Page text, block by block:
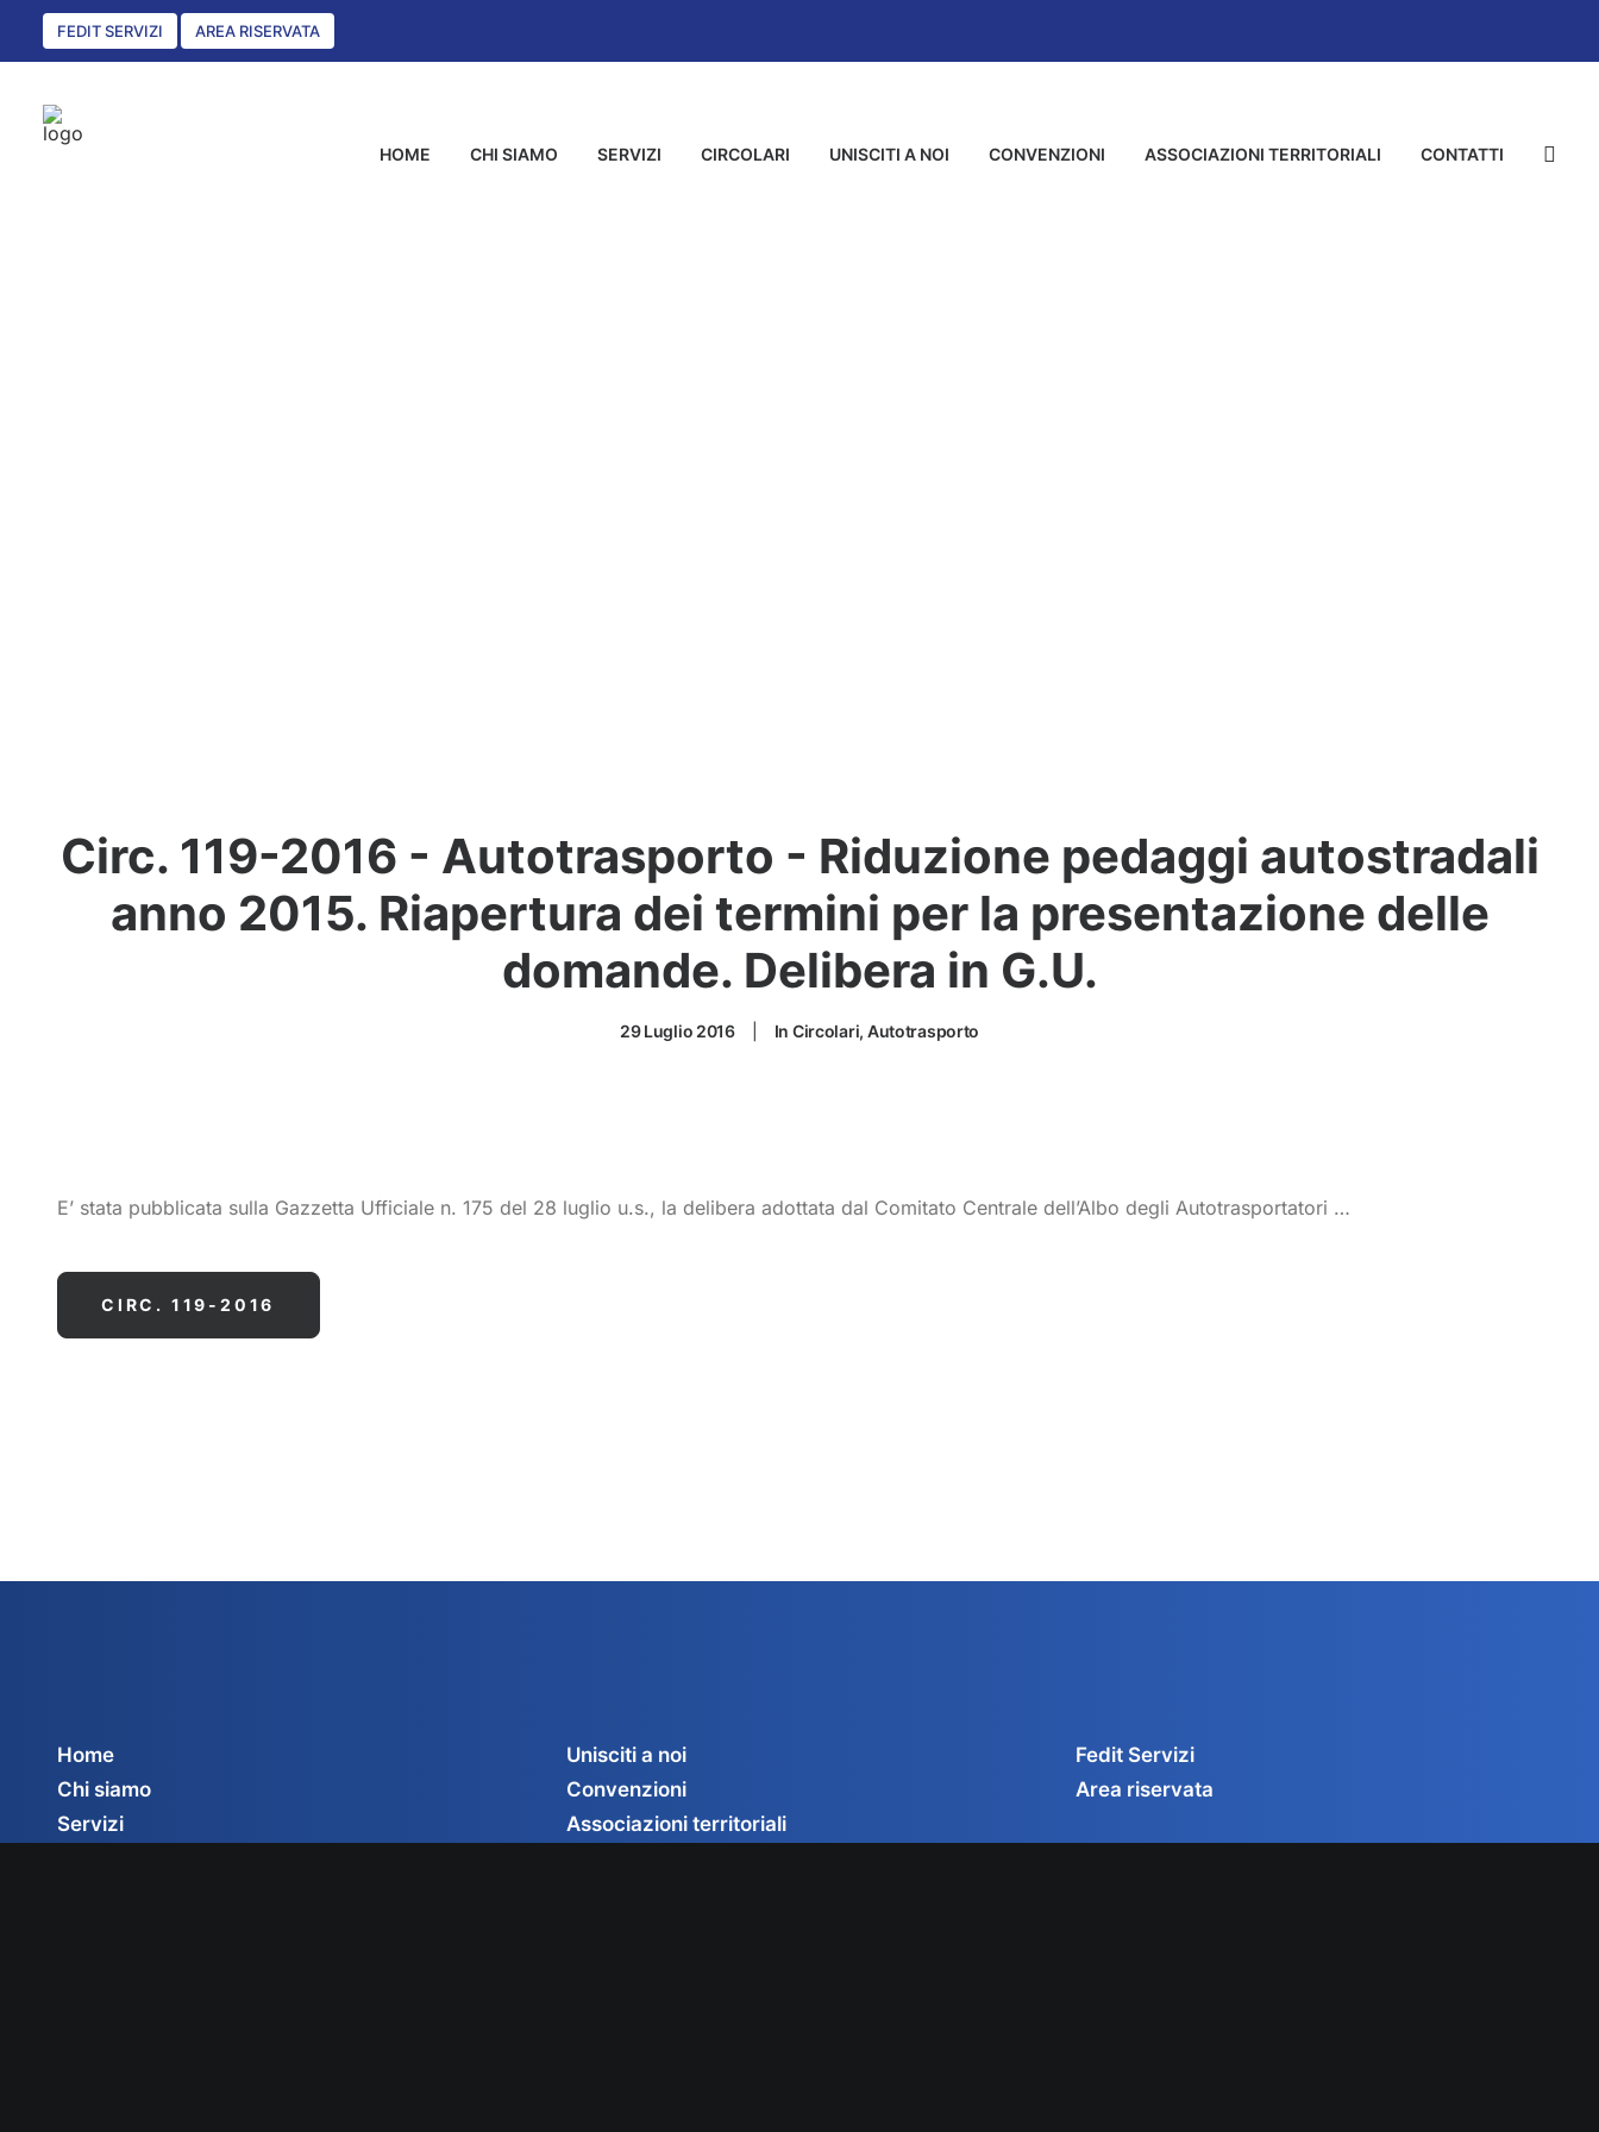
FEDIT SERVIZI AREA RISERVATA
HOME CHI SIAMO SERVIZI CIRCOLARI UNISCITI A NOI CONVENZIONI ASSOCIAZIONI TERRITORIALI CONTATTI
Circ. 119-2016 - Autotrasporto - Riduzione pedaggi autostradali
anno 2015. Riapertura dei termini per la presentazione delle
domande. Delibera in G.U.
29 Luglio 2016 In Circolari, Autotrasporto
E’ stata pubblicata sulla Gazzetta Ufficiale n. 175 del 28 luglio u.s., la delibera adottata dal Comitato Centrale dell’Albo degli Autotrasportatori …
CIRC. 119-2016
Home
Chi siamo
Servizi
Unisciti a noi
Convenzioni
Associazioni territoriali
Fedit Servizi
Area riservata